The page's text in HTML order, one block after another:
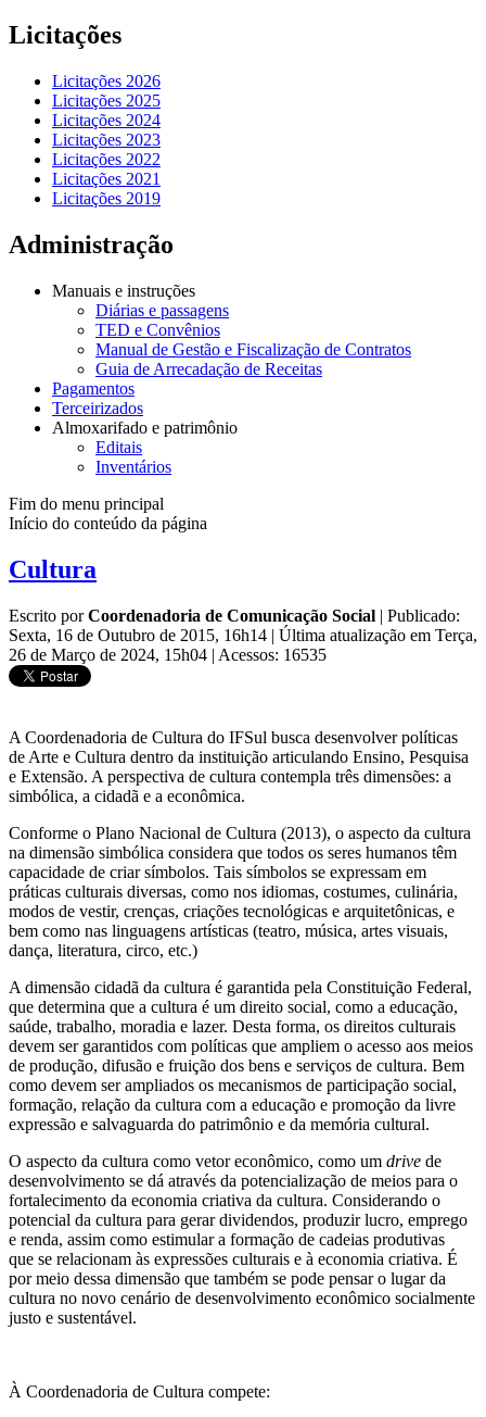
Licitações
Licitações 2026
Licitações 2025
Licitações 2024
Licitações 2023
Licitações 2022
Licitações 2021
Licitações 2019
Administração
Manuais e instruções
Diárias e passagens
TED e Convênios
Manual de Gestão e Fiscalização de Contratos
Guia de Arrecadação de Receitas
Pagamentos
Terceirizados
Almoxarifado e patrimônio
Editais
Inventários
Fim do menu principal
Início do conteúdo da página
Cultura
Escrito porCoordenadoria de Comunicação Social | Publicado:
Sexta, 16 de Outubro de 2015, 16h14 | Última atualização em Terça,
26 de Março de 2024, 15h04 | Acessos: 16535
A Coordenadoria de Cultura do IFSul busca desenvolver políticas
de Arte e Cultura dentro da instituição articulando Ensino, Pesquisa
e Extensão. A perspectiva de cultura contempla três dimensões: a
simbólica, a cidadã e a econômica.
Conforme o Plano Nacional de Cultura (2013), o aspecto da cultura
na dimensão simbólica considera que todos os seres humanos têm
capacidade de criar símbolos. Tais símbolos se expressam em
práticas culturais diversas, como nos idiomas, costumes, culinária,
modos de vestir, crenças, criações tecnológicas e arquitetônicas, e
bem como nas linguagens artísticas (teatro, música, artes visuais,
dança, literatura, circo, etc.)
A dimensão cidadã da cultura é garantida pela Constituição Federal,
que determina que a cultura é um direito social, como a educação,
saúde, trabalho, moradia e lazer. Desta forma, os direitos culturais
devem ser garantidos com políticas que ampliem o acesso aos meios
de produção, difusão e fruição dos bens e serviços de cultura. Bem
como devem ser ampliados os mecanismos de participação social,
formação, relação da cultura com a educação e promoção da livre
expressão e salvaguarda do patrimônio e da memória cultural.
O aspecto da cultura como vetor econômico, como um drive de
desenvolvimento se dá através da potencialização de meios para o
fortalecimento da economia criativa da cultura. Considerando o
potencial da cultura para gerar dividendos, produzir lucro, emprego
e renda, assim como estimular a formação de cadeias produtivas
que se relacionam às expressões culturais e à economia criativa. É
por meio dessa dimensão que também se pode pensar o lugar da
cultura no novo cenário de desenvolvimento econômico socialmente
justo e sustentável.
À Coordenadoria de Cultura compete: